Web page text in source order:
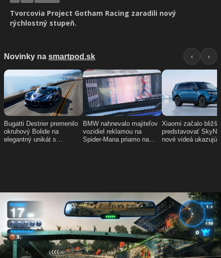
Tvorcovia Project Gotham Racing zaradili nový
rýchlostný stupeň.